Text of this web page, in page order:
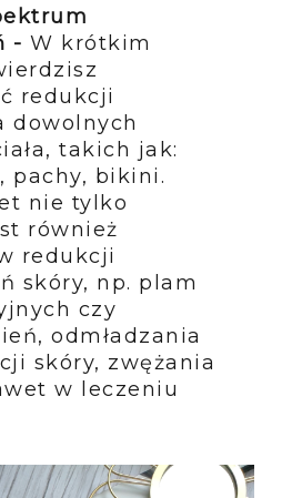
- W krótkim
redukcji
dowolnych
takich jak:
pachy, bikini.
nie tylko
również
redukcji
skóry, np. plam
czy
odmładzania
skóry, zwężania
w leczeniu